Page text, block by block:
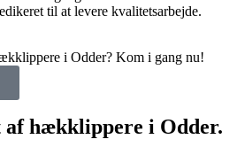
til at levere kvalitetsarbejde.
i Odder? Kom i gang nu!
hækklippere i Odder.